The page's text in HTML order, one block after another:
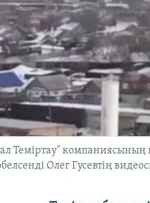
Теміртау" компаниясының
Олег Гусевтің